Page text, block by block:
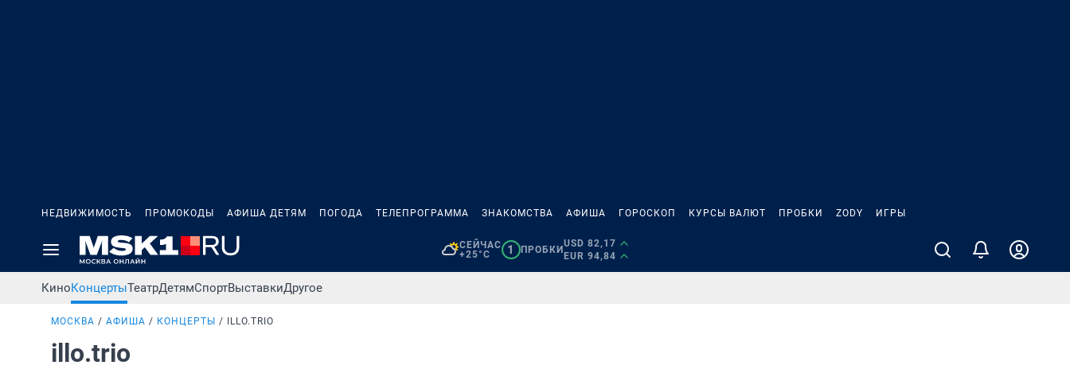
НЕДВИЖИМОСТЬ ПРОМОКОДЫ АФИША ДЕТЯМ ПОГОДА ТЕЛЕПРОГРАММА ЗНАКОМСТВА АФИША ГОРОСКОП КУРСЫ ВАЛЮТ ПРОБКИ ZODY ИГРЫ
СЕЙЧАС
+25°C
1 ПРОБКИ
USD 82,17
EUR 94,84
КиноКонцертыТеатрДетямСпортВыставкиДругое
МОСКВА АФИША КОНЦЕРТЫ ILLO.TRIO
illo.trio